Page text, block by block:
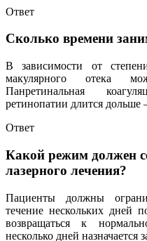
Ответ
Сколько времени
В зависимости от
макулярного отека
Панретинальная
ретинопатии длится дольше
Ответ
Какой режим должен
лазерного лечения?
Пациенты должны
течение нескольких дней
возвращаться к
несколько дней назначается